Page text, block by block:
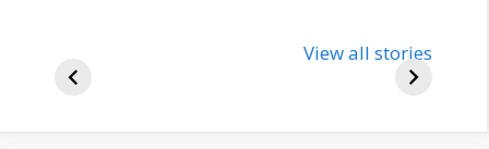
bjp-india-
about
View all stories